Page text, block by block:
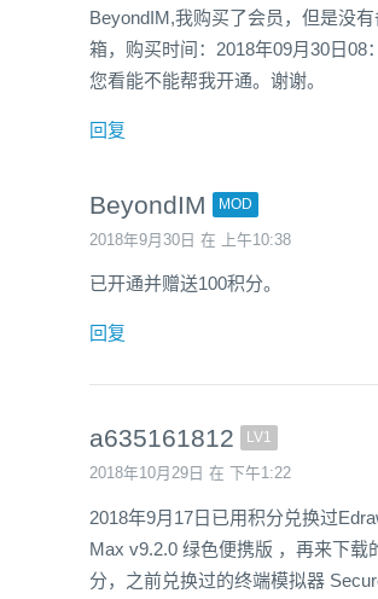
BeyondIM,我购买了会员，但是没有
箱，购买时间：2018年09月30日08
您看能不能帮我开通。谢谢。
回复
BeyondIM MOD
2018年9月30日 在 上午10:38
已开通并赠送100积分。
回复
a635161812 LV1
2018年10月29日 在 下午1:22
2018年9月17日已用积分兑换过
Max v9.2.0 绿色便携版 ，再来下载
分，之前兑换过的终端模拟器